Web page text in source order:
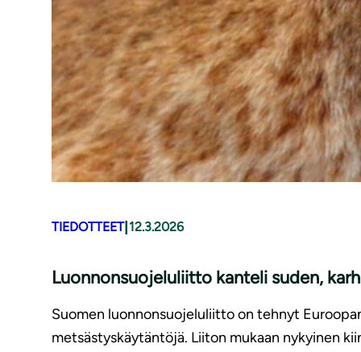
TIEDOTTEET| 12.3.2026
Luonnonsuojeluliitto kanteli suden,
Suomen luonnonsuojeluliitto on tehnyt
metsästyskäytäntöjä. Liiton mukaan nykyinen